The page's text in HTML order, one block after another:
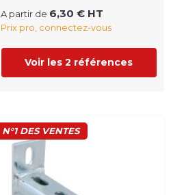
A partir de 6,30 € HT
Prix pro, connectez-vous
Voir les 2 références
N°1 DES VENTES